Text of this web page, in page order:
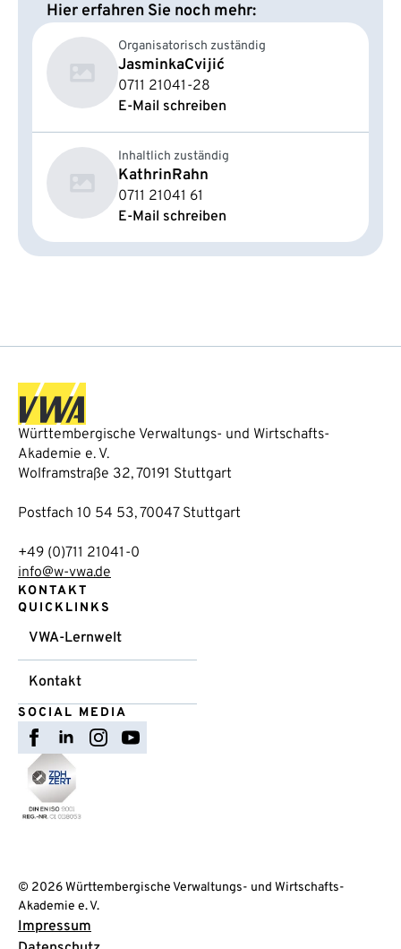
Hier erfahren Sie noch mehr:
Organisatorisch zuständig
JasminkaCvijić
0711 21041-28
E-Mail schreiben
Inhaltlich zuständig
KathrinRahn
0711 21041 61
E-Mail schreiben
Württembergische Verwaltungs- und Wirtschafts-
Akademie e. V.
Wolframstraße 32, 70191 Stuttgart
Postfach 10 54 53, 70047 Stuttgart
+49 (0)711 21041-0
info@w-vwa.de
KONTAKT
QUICKLINKS
VWA-Lernwelt
Kontakt
SOCIAL MEDIA
© 2026 Württembergische Verwaltungs- und Wirtschafts-
Akademie e. V.
Impressum